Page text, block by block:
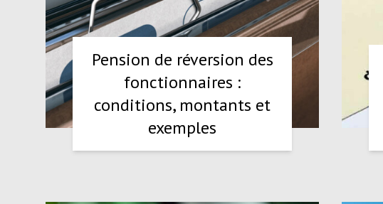
Pension de réversion des
fonctionnaires :
conditions, montants et
exemples